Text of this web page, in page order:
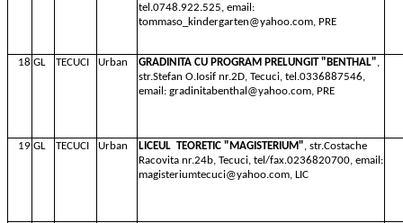
tel.0748.922.525, email:
tommaso_kindergarten@yahoo.com, PRE
18 GL TECUCI Urban GRADINITA CU PROGRAM PRELUNGIT "BENTHAL",
str.Stefan O.Iosif nr.2D, Tecuci, tel.0336887546,
email: gradinitabenthal@yahoo.com, PRE
19 GL TECUCI Urban LICEUL TEORETIC "MAGISTERIUM", str.Costache
Racovita nr.24b, Tecuci, tel/fax.0236820700, email:
magisteriumtecuci@yahoo.com, LIC